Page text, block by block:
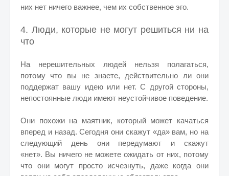
них нет ничего важнее, чем их собственное эго.
4. Люди, которые не могут решиться ни на
что
На нерешительных людей нельзя полагаться,
потому что вы не знаете, действительно ли они
поддержат вашу идею или нет.С другой стороны,
непостоянные люди имеют неустойчивое поведение.
Они похожи на маятник, который может качаться
вперед и назад.Сегодня они скажут «да» вам, но на
следующий день они передумают и скажут
«нет». Вы ничего не можете ожидать от них, потому
что они могут просто исчезнуть, даже когда они